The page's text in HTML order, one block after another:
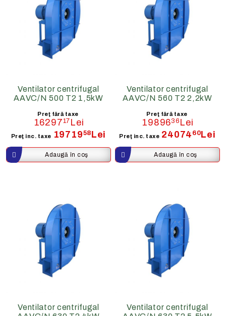
Ventilator centrifugal
AAVC/N 500 T2 1,5kW
Preţ fără taxe
1629717 Lei
Preţ inc. taxe 1971958 Lei
Ventilator centrifugal
AAVC/N 560 T2 2,2kW
Preţ fără taxe
1989636 Lei
Preţ inc. taxe 24074 60 Lei
Ventilator centrifugal
Ventilator centrifugal